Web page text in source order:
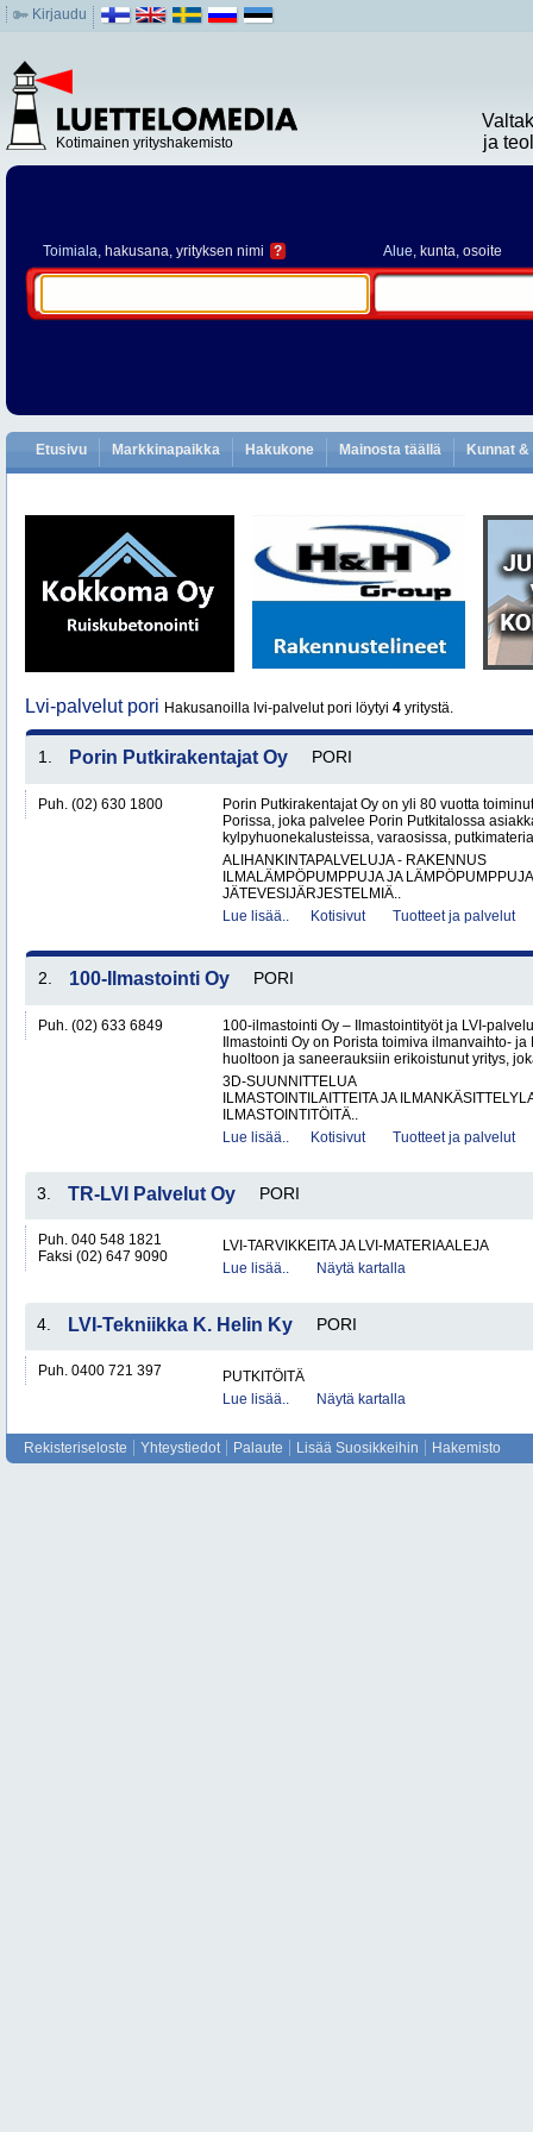
Kirjaudu
Kotimainen yrityshakemisto
ja
Toimiala, hakusana, yrityksen nimi ? Alue, kunta, osoite
Etusivu Markkinapaikka Hakukone Mainosta täällä Kunnat
Lvi-palvelut pori Hakusanoilla lvi-palvelut pori löytyi 4 yritystä.
1. Porin Putkirakentajat Oy PORI
Puh. (02) 630 1800
Porin Putkirakentajat Oy on yli 80 vuotta
Porissa, joka palvelee Porin Putkitalossa
kylpyhuonekalusteissa, varaosissa,
ALIHANKINTAPALVELUJA - RAKENNUS
ILMALÄMPÖPUMPPUJA JA LÄMPÖPUMPPUJA
JÄTEVESIJÄRJESTELMIÄ..
Lue lisää..
Kotisivut Tuotteet ja palvelut
2. 100-Ilmastointi Oy PORI
Puh. (02) 633 6849
100-ilmastointi Oy – Ilmastointityöt ja LVI-
Ilmastointi Oy on Porista toimiva ilmanvaihto-
huoltoon ja saneerauksiin erikoistunut yritys,
3D-SUUNNITTELUA
ILMASTOINTILAITTEITA JA
ILMASTOINTITÖITÄ..
Lue lisää..
Kotisivut Tuotteet ja palvelut
3. TR-LVI Palvelut Oy PORI
Puh. 040 548 1821
Faksi (02) 647 9090
LVI-TARVIKKEITA JA LVI-MATERIAALEJA
Lue lisää..
Näytä kartalla
4. LVI-Tekniikka K. Helin Ky PORI
Puh. 0400 721 397
PUTKITÖITÄ
Lue lisää..
Näytä kartalla
Rekisteriseloste Yhteystiedot Palaute Lisää Suosikkeihin Hakemisto